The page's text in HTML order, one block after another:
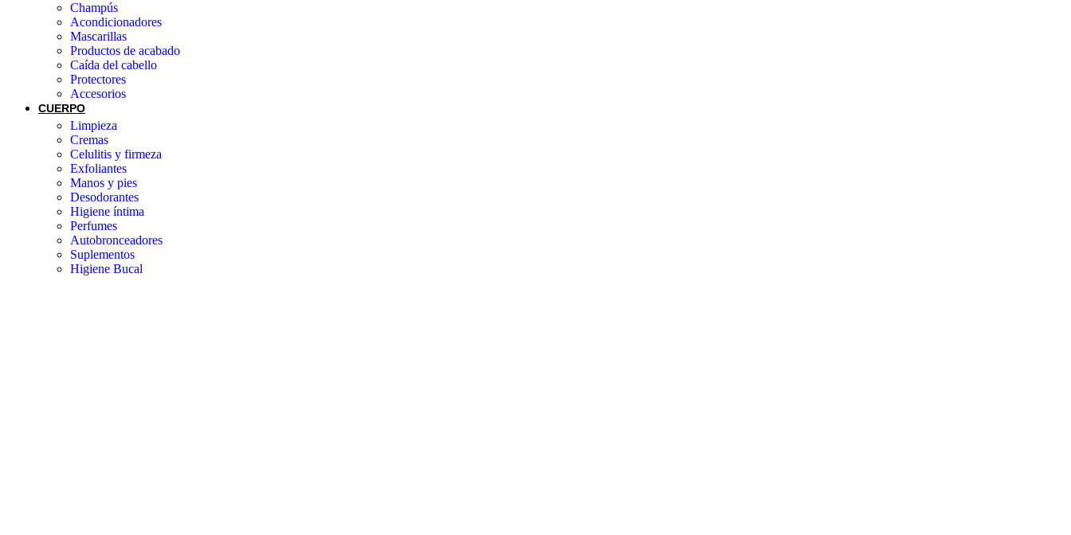
Champús
Acondicionadores
Mascarillas
Productos de acabado
Caída del cabello
Protectores
Accesorios
CUERPO
Limpieza
Cremas
Celulitis y firmeza
Exfoliantes
Manos y pies
Desodorantes
Higiene íntima
Perfumes
Autobronceadores
Suplementos
Higiene Bucal